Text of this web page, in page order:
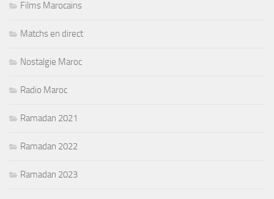
Films Marocains
Matchs en direct
Nostalgie Maroc
Radio Maroc
Ramadan 2021
Ramadan 2022
Ramadan 2023